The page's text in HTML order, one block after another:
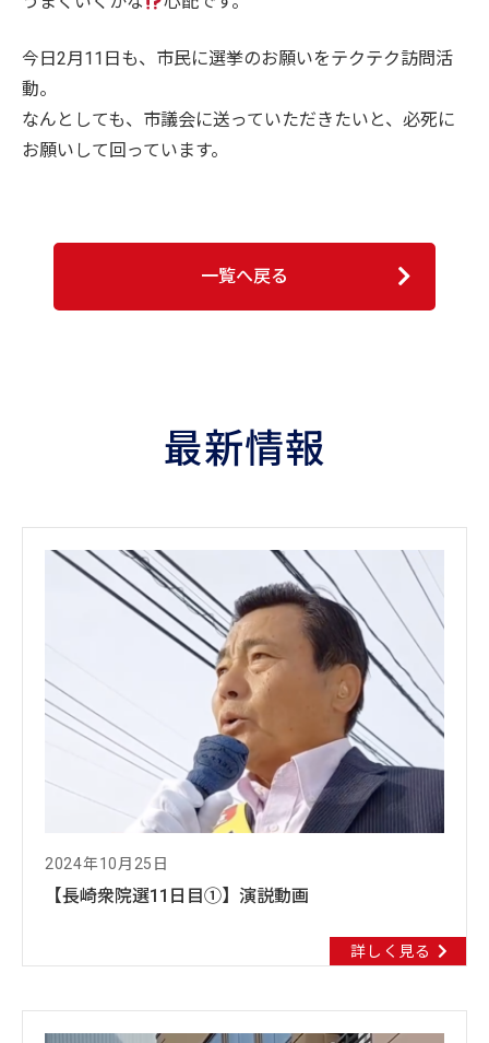
今日2月11日も、市民に選挙のお願いをテクテク訪問活
動。
なんとしても、市議会に送っていただきたいと、必死に
お願いして回っています。
一覧へ戻る
最新情報
2024年10月25日
【長崎衆院選11日目①】演説動画
詳しく見る